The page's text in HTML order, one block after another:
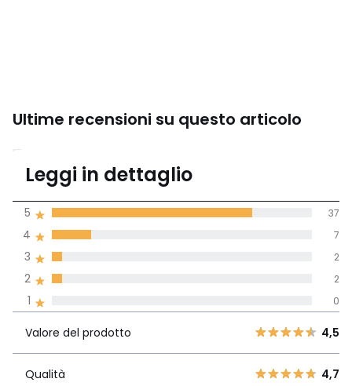
Ultime recensioni su questo articolo
4,6
di media tenendo
conto di tutti i
2
3 2
4
5 4,5
Leggi in dettaglio
1 0
2 2
3 2
4 7
5 37
Valore del prodotto 4,5
Qualità 4,7